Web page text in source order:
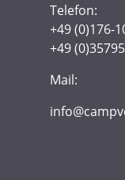
Telefon:
+49 (0)176-
+49
Mail: